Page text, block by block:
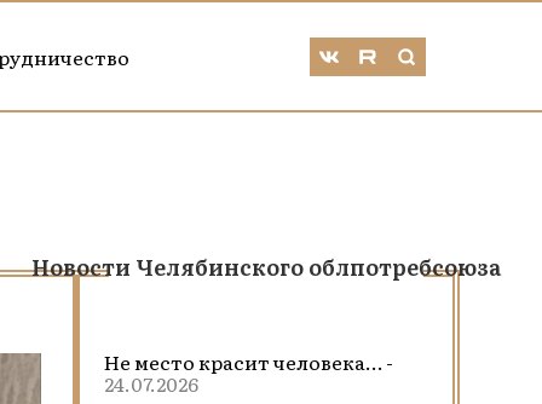
Новости Челябинского облпотребсоюза
Не место красит человека… -
24.07.2026